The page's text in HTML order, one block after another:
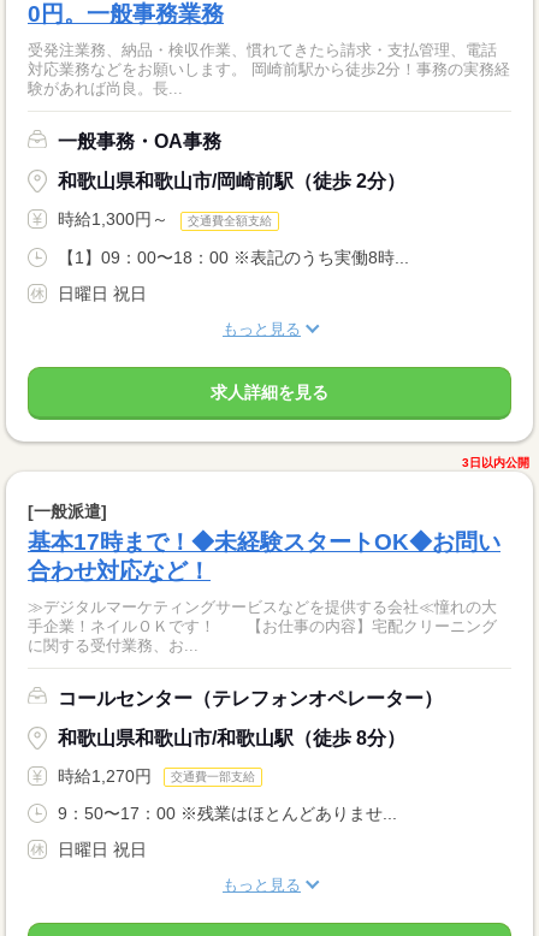
0円。一般事務業務
受発注業務、納品・検収作業、慣れてきたら請求・支払管理、電話
対応業務などをお願いします。 岡崎前駅から徒歩2分！事務の実務経
験があれば尚良。長...
一般事務・OA事務
和歌山県和歌山市/岡崎前駅（徒歩 2分）
時給1,300円～ 交通費全額支給
【1】09：00〜18：00 ※表記のうち実働8時...
日曜日 祝日
もっと見る
求人詳細を見る
3日以内公開
[一般派遣]
基本17時まで！◆未経験スタートOK◆お問い
合わせ対応など！
≫デジタルマーケティングサービスなどを提供する会社≪憧れの大
手企業！ネイルＯＫです！ 【お仕事の内容】宅配クリーニング
に関する受付業務、お...
コールセンター（テレフォンオペレーター）
和歌山県和歌山市/和歌山駅（徒歩 8分）
時給1,270円 交通費一部支給
9：50〜17：00 ※残業はほとんどありませ...
日曜日 祝日
もっと見る